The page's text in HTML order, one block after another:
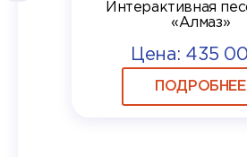
Интерактивная
«Алмаз»
Цена: 435
ПОДРОБНЕЕ